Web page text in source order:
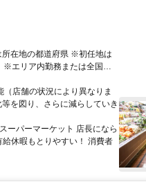
※エリア内勤務または全国勤
店舗の状況により異なりま
図り、さらに減らしていき
ーパーマーケット 店長になら
休暇もとりやすい！ 消費者